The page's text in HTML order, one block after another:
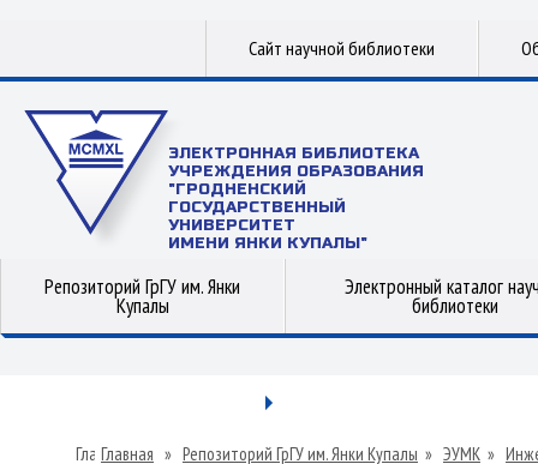
Сайт научной библиотеки
ЭЛЕКТРОННАЯ БИБЛИОТЕКА
УЧРЕЖДЕНИЯ ОБРАЗОВАНИЯ
"ГРОДНЕНСКИЙ
ГОСУДАРСТВЕННЫЙ
УНИВЕРСИТЕТ
ИМЕНИ ЯНКИ КУПАЛЫ"
Репозиторий ГрГУ им. Янки
Купалы
Электронный каталог
библиотеки
Главная » Репозиторий ГрГУ им. Янки Купалы » ЭУМК »